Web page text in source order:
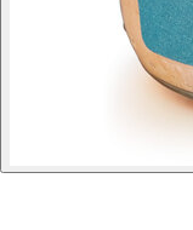
Sandeman
Tarradellas